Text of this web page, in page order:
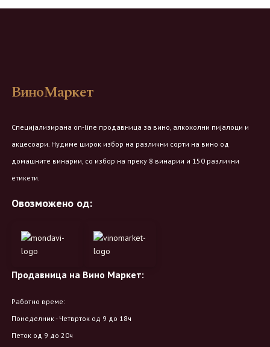
ВиноМаркет
Специјализирана on-line продавница за вино, алкохолни пијалоци и
акцесоари. Нудиме широк избор на различни сорти на вино од
домашните винарии, со избор на преку 8 винарии и 150 различни
етикети.
Овозможено од:
Продавница на Вино Маркет:
Работно време:
Понеделник - Четврток од 9 до 18ч
Петок од 9 до 20ч